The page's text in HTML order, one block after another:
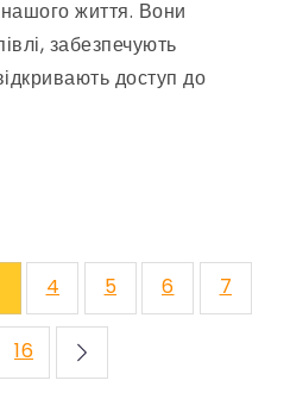
життя. Вони
забезпечують
доступ до
4 5 6 7
16